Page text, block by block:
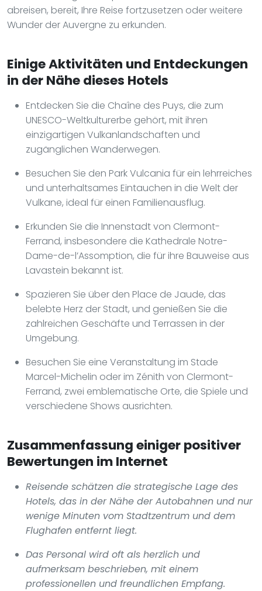
abreisen, bereit, Ihre Reise fortzusetzen oder weitere
Wunder der Auvergne zu erkunden.
Einige Aktivitäten und Entdeckungen
in der Nähe dieses Hotels
Entdecken Sie die Chaîne des Puys, die zum
UNESCO-Weltkulturerbe gehört, mit ihren
einzigartigen Vulkanlandschaften und
zugänglichen Wanderwegen.
Besuchen Sie den Park Vulcania für ein lehrreiches
und unterhaltsames Eintauchen in die Welt der
Vulkane, ideal für einen Familienausflug.
Erkunden Sie die Innenstadt von Clermont-
Ferrand, insbesondere die Kathedrale Notre-
Dame-de-l’Assomption, die für ihre Bauweise aus
Lavastein bekannt ist.
Spazieren Sie über den Place de Jaude, das
belebte Herz der Stadt, und genießen Sie die
zahlreichen Geschäfte und Terrassen in der
Umgebung.
Besuchen Sie eine Veranstaltung im Stade
Marcel-Michelin oder im Zénith von Clermont-
Ferrand, zwei emblematische Orte, die Spiele und
verschiedene Shows ausrichten.
Zusammenfassung einiger positiver
Bewertungen im Internet
Reisende schätzen die strategische Lage des
Hotels, das in der Nähe der Autobahnen und nur
wenige Minuten vom Stadtzentrum und dem
Flughafen entfernt liegt.
Das Personal wird oft als herzlich und
aufmerksam beschrieben, mit einem
professionellen und freundlichen Empfang.